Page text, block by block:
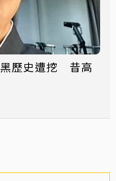
歷史遭挖 昔高